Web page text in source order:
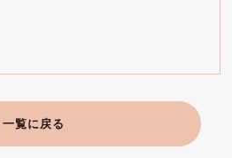
一覧に戻る